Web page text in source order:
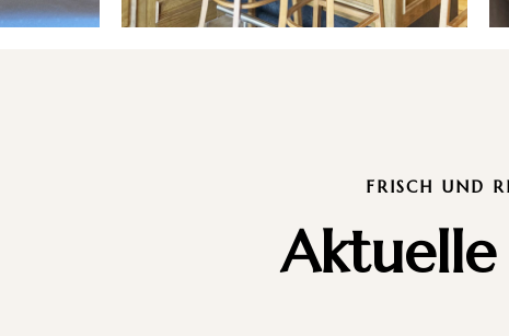
FRISCH UND
Aktuelle